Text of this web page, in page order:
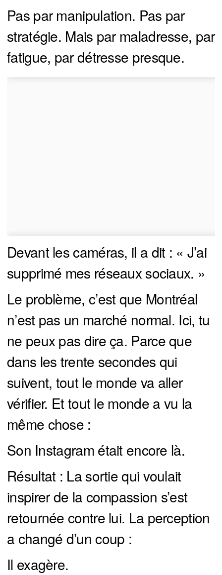
Pas par manipulation. Pas par
stratégie. Mais par maladresse, par
fatigue, par détresse presque.
Devant les caméras, il a dit : « J’ai
supprimé mes réseaux sociaux. »
Le problème, c’est que Montréal
n’est pas un marché normal. Ici, tu
ne peux pas dire ça. Parce que
dans les trente secondes qui
suivent, tout le monde va aller
vérifier. Et tout le monde a vu la
même chose :
Son Instagram était encore là.
Résultat : La sortie qui voulait
inspirer de la compassion s’est
retournée contre lui. La perception
a changé d’un coup :
Il exagère.